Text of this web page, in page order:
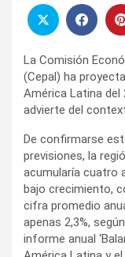
La Comisión
(Cepal) ha
América Latina del
advierte del
De confirmarse
previsiones, la
acumularía cuatro
bajo crecimiento,
cifra promedio
apenas 2,3%,
informe anual